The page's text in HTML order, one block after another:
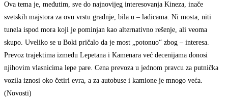
Ova tema je, međutim, sve do najnovijeg interesovanja Kineza, inače
svetskih majstora za ovu vrstu gradnje, bila u – ladicama. Ni mosta, niti
tunela ispod mora koji je pominjan kao alternativno rešenje, ali veoma
skupo. Uveliko se u Boki pričalo da je most „potonuo“ zbog – interesa.
Prevoz trajektima između Lepetana i Kamenara već decenijama donosi
njihovim vlasnicima lepe pare. Cena prevoza u jednom pravcu za putnička
vozila iznosi oko četiri evra, a za autobuse i kamione je mnogo veća.
(Novosti)